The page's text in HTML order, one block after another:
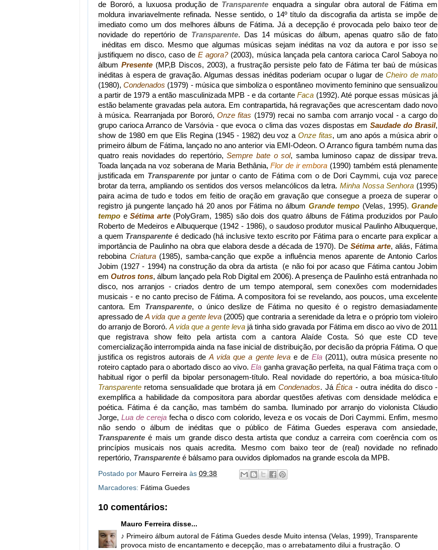
de Bororó, a luxuosa produção de Transparente enquadra a singular obra autoral de Fátima em
moldura invariavelmente refinada. Nesse sentido, o 14º título da discografia da artista se impõe de
imediato como um dos melhores álbuns de Fátima. Já a decepção é provocada pelo baixo teor de
novidade do repertório de Transparente. Das 14 músicas do álbum, apenas quatro são de fato
inéditas em disco. Mesmo que algumas músicas sejam inéditas na voz da autora e por isso se
justifiquem no disco, caso deE agora?(2003), música lançada pela cantora carioca Carol Saboya no
álbum Presente (MP,B Discos, 2003), a frustração persiste pelo fato de Fátima ter baú de músicas
inéditas à espera de gravação. Algumas dessas inéditas poderiam ocupar o lugar deCheiro de mato
(1980),Condenados (1979) - música que simboliza o espontâneo movimento feminino que sensualizou
a partir de 1979 a então masculinizada MPB - e da cortanteFaca (1992). Até porque essas músicas já
estão belamente gravadas pela autora. Em contrapartida, há regravações que acrescentam dado novo
à música. Rearranjada por Bororó,Onze fitas (1979) recai no samba com arranjo vocal - a cargo do
grupo carioca Arranco de Varsóvia - que evoca o clima das vozes dispostas em Saudade do Brasil,
show de 1980 em que Elis Regina (1945 - 1982) deu voz aOnze fitas, um ano após a música abrir o
primeiro álbum de Fátima, lançado no ano anterior via EMI-Odeon. O Arranco figura também numa das
quatro reais novidades do repertório,Sempre bate o sol, samba luminoso capaz de dissipar treva.
Toada lançada na voz soberana de Maria Bethânia,Flor de ir embora (1990) também está plenamente
justificada em Transparente por juntar o canto de Fátima com o de Dori Caymmi, cuja voz parece
brotar da terra, ampliando os sentidos dos versos melancólicos da letra.Minha Nossa Senhora (1995)
paira acima de tudo e todos em feitio de oração em gravação que consegue a proeza de superar o
registro já pungente lançado há 20 anos por Fátima no álbum Grande tempo (Velas, 1995).Grande
tempo eSétima arte(PolyGram, 1985) são dois dos quatro álbuns de Fátima produzidos por Paulo
Roberto de Medeiros e Albuquerque (1942 - 1986), o saudoso produtor musical Paulinho Albuquerque,
a quem Transparente é dedicado (há inclusive texto escrito por Fátima para o encarte para explicar a
importância de Paulinho na obra que elabora desde a década de 1970). DeSétima arte, aliás, Fátima
rebobina Criatura(1985), samba-canção que expõe a influência menos aparente de Antonio Carlos
Jobim (1927 - 1994) na construção da obra da artista (e não foi por acaso que Fátima cantou Jobim
em Outros tons, álbum lançado pela Rob Digital em 2006). A presença de Paulinho está entranhada no
disco, nos arranjos - criados dentro de um tempo atemporal, sem conexões com modernidades
musicais - e no canto preciso de Fátima. A compositora foi se revelando, aos poucos, uma excelente
cantora. Em Transparente, o único deslize de Fátima no quesito é o registro demasiadamente
apressado deA vida que a gente leva (2005) que contraria a serenidade da letra e o próprio tom violeiro
do arranjo de Bororó. A vida que a gente leva já tinha sido gravada por Fátima em disco ao vivo de 2011
que registrava show feito pela artista com a cantora Alaíde Costa. Só que este CD teve
comercialização interrompida ainda na fase inicial de distribuição, por decisão da própria Fátima. O que
justifica os registros autorais deA vida que a gente levae de Ela(2011), outra música presente no
roteiro captado para o abortado disco ao vivo.Ela ganha gravação perfeita, na qual Fátima traça com o
habitual rigor o perfil da bipolar personagem-título. Real novidade do repertório, a boa música-título
Transparente retoma sensualidade que brotara já emCondenados. JáÉtica - outra inédita do disco -
exemplifica a habilidade da compositora para abordar questões afetivas com densidade melódica e
poética. Fátima é da canção, mas também do samba. Iluminado por arranjo do violonista Cláudio
Jorge, Lua de cereja fecha o disco com colorido, leveza e os vocais de Dori Caymmi. Enfim, mesmo
não sendo o álbum de inéditas que o público de Fátima Guedes esperava com ansiedade,
Transparente é mais um grande disco desta artista que conduz a carreira com coerência com os
princípios musicais nos quais acredita. Mesmo com baixo teor de (real) novidade no refinado
repertório, Transparente é bálsamo para ouvidos diplomados na grande escola da MPB.
Postado por Mauro Ferreira às 09:38
Marcadores: Fátima Guedes
10 comentários:
Mauro Ferreira disse...
♪ Primeiro álbum autoral de Fátima Guedes desde Muito intensa (Velas, 1999), Transparente
provoca misto de encantamento e decepção, mas o arrebatamento dilui a frustração. O